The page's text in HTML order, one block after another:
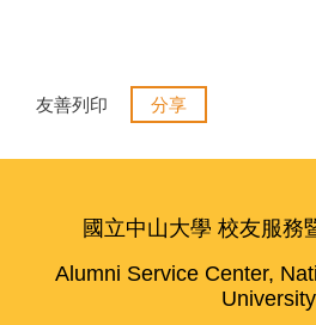
友善列印 分享
國立中山大學 校友服務
Alumni Service Center,
University